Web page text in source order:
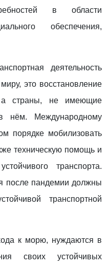
в области
обеспечения,
деятельность
это восстановление
а страны, не имеющие
нём. Международному
порядке мобилизовать
техническую помощь и
транспорта.
после пандемии должны
транспортной
к морю, нуждаются в
своих устойчивых